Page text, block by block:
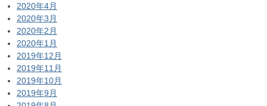
2020年4月
2020年3月
2020年2月
2020年1月
2019年12月
2019年11月
2019年10月
2019年9月